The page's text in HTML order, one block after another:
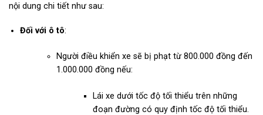
nội dung chi tiết như sau:
Đối với ô tô:
Người điều khiển xe sẽ bị phạt từ 800.000 đồng đến
1.000.000 đồng nếu:
Lái xe dưới tốc độ tối thiểu trên những
đoạn đường có quy định tốc độ tối thiểu.